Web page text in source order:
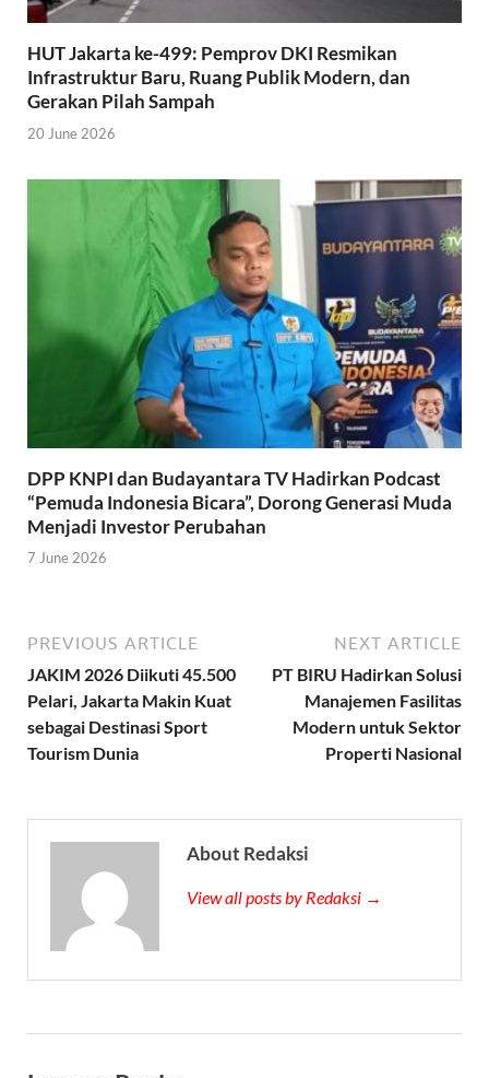
HUT Jakarta ke-499: Pemprov DKI Resmikan
Infrastruktur Baru, Ruang Publik Modern, dan
Gerakan Pilah Sampah
20 June 2026
DPP KNPI dan Budayantara TV Hadirkan Podcast
“Pemuda Indonesia Bicara”, Dorong Generasi Muda
Menjadi Investor Perubahan
7 June 2026
PREVIOUS ARTICLE
JAKIM 2026 Diikuti 45.500
Pelari, Jakarta Makin Kuat
sebagai Destinasi Sport
Tourism Dunia
NEXT ARTICLE
PT BIRU Hadirkan Solusi
Manajemen Fasilitas
Modern untuk Sektor
Properti Nasional
About Redaksi
View all posts by Redaksi →